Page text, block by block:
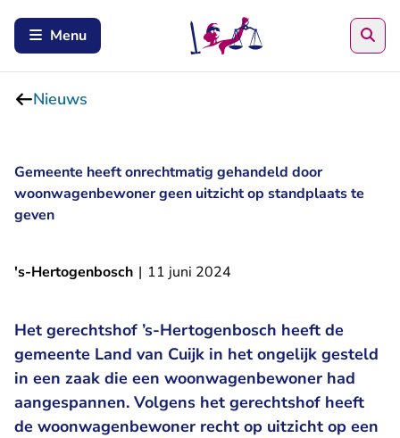
Menu
Nieuws
Gemeente heeft onrechtmatig gehandeld door
woonwagenbewoner geen uitzicht op standplaats te
geven
's-Hertogenbosch | 11 juni 2024
Het gerechtshof ’s-Hertogenbosch heeft de
gemeente Land van Cuijk in het ongelijk gesteld
in een zaak die een woonwagenbewoner had
aangespannen. Volgens het gerechtshof heeft
de woonwagenbewoner recht op uitzicht op een